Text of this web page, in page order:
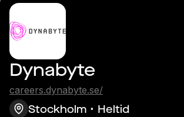
Dynabyte
careers.dynabyte.se/
Stockholm
Heltid